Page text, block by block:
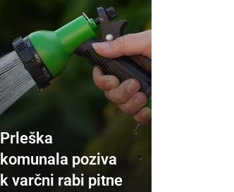
Prleška
komunala poziva
k varčni rabi pitne